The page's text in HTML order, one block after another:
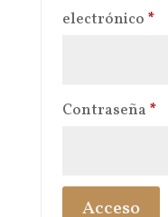
electrónico *
Contraseña *
Acceso